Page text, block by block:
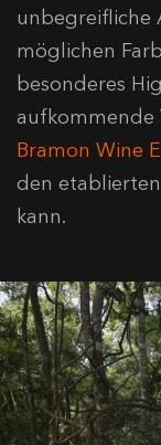
unbegreifliche
möglichen
besonderes
aufkommende
Bramon Wine
den
kann.